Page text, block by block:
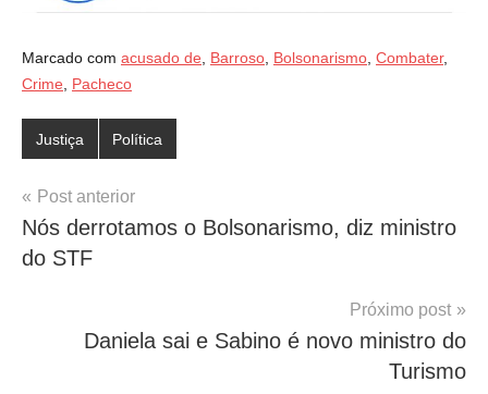
Marcado com acusado de Barroso Bolsonarismo Combater,
Crime
Pacheco
Justiça Política
Navegação
de
Post
Post anterior
Nós derrotamos o Bolsonarismo, diz ministro
do STF
Próximo post
Daniela sai e Sabino é novo ministro do
Turismo